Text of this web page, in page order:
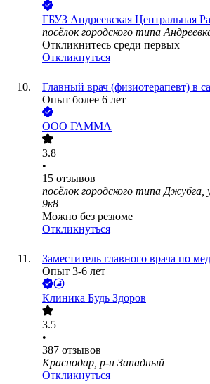
ГБУЗ Андреевская Центральная
посёлок городского типа
Откликнитесь среди первых
Откликнуться
Главный врач (физиотерапевт) в
Опыт более 6 лет
ООО ГАММА
3.8
•
15 отзывов
посёлок городского типа Джубга,
9к8
Можно без резюме
Откликнуться
Заместитель главного врача по
Опыт 3-6 лет
Клиника Будь Здоров
3.5
•
387 отзывов
Краснодар, р-н Западный
Откликнуться